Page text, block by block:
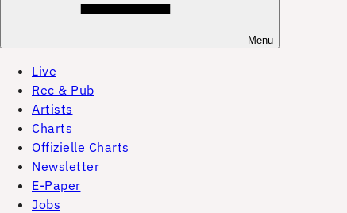
Menu
Live
Rec & Pub
Artists
Charts
Offizielle Charts
Newsletter
E-Paper
Jobs